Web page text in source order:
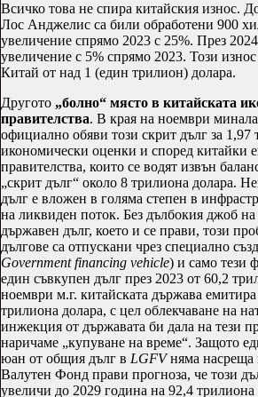
Всичко това не спира китайския износ.
Лос Анджелис са били обработени 900
увеличение спрямо 2023 с 25%. През
увеличение с 5% спрямо 2023. Този
Китай от над 1 (един трилион) долара.
Другото „болно“ място в китайската
правителства. В края на ноември
официално обяви този скрит дълг за
икономически оценки и според китайки
правителства, които се водят извън
„скрит дълг“ около 8 трилиона долара.
дълг е вложен в голяма степен в
на ликвиден поток. Без дълбокия джоб
държавен дълг, което и се прави, този
дългове са отпускани чрез специално
Government financing vehicle) и само тези
един съвкупен дълг през 2023 от 60,2
ноември м.г. китайската държава
трилиона долара, с цел облекчаване на
инжекция от държавата би дала на тези
наричаме „купуване на време“. Защото
юан от общия дълг в LGFVняма насреща
Валутен Фонд прави прогноза, че този
увеличи до 2029 година на 92,4